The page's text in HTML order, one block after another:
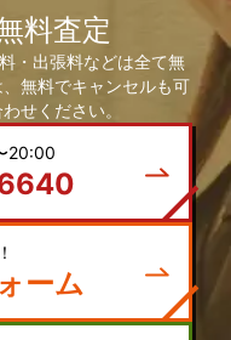
料査定
・出張料などは全て無
無料でキャンセルも可
せください。
20:00
ーム